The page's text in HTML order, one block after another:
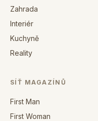
Zahrada
Interiér
Kuchyně
Reality
SÍŤ MAGAZÍNŮ
First Man
First Woman